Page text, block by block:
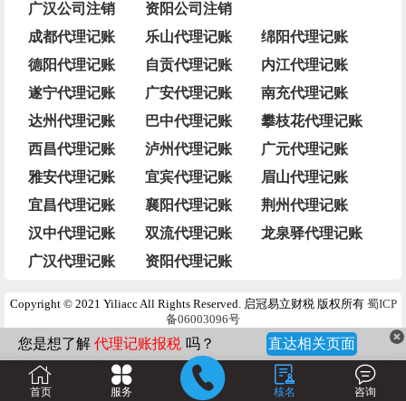
广汉公司注销
资阳公司注销
成都代理记账
乐山代理记账
绵阳代理记账
德阳代理记账
自贡代理记账
内江代理记账
遂宁代理记账
广安代理记账
南充代理记账
达州代理记账
巴中代理记账
攀枝花代理记账
西昌代理记账
泸州代理记账
广元代理记账
雅安代理记账
宜宾代理记账
眉山代理记账
宜昌代理记账
襄阳代理记账
荆州代理记账
汉中代理记账
双流代理记账
龙泉驿代理记账
广汉代理记账
资阳代理记账
Copyright © 2021 Yiliacc All Rights Reserved. 启冠易立财税 版权所有 蜀ICP
备06003096号
您是想了解 代理记账报税 吗？
商标注册
吗？
医疗器械备案与许可
直达相关页面
首页 服务 核名 咨询